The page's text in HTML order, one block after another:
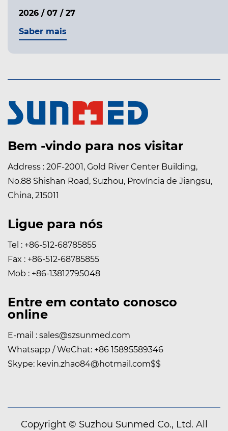
2026 / 08 / 05
Saber mais
Bem -vindo para nos visitar
Address : 20F-2001, Gold River Center Building,
No.88 Shishan Road, Suzhou, Província de Jiangsu,
China, 215011
Ligue para nós
Tel : +86-512-68785855
Fax : +86-512-68785855
Mob : +86-13812795048
Entre em contato conosco
online
E-mail : sales@szsunmed.com
Whatsapp / WeChat: +86 15895589346
Skype: kevin.zhao84@hotmail.com$$
Copyright © Suzhou Sunmed Co., Ltd. All